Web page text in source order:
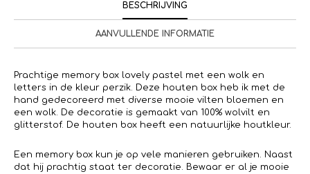
BESCHRIJVING
AANVULLENDE INFORMATIE
Prachtige memory box lovely pastel met een wolk en
letters in de kleur perzik. Deze houten box heb ik met de
hand gedecoreerd met diverse mooie vilten bloemen en
een wolk. De decoratie is gemaakt van 100% wolvilt en
glitterstof. De houten box heeft een natuurlijke houtkleur.
Een memory box kun je op vele manieren gebruiken. Naast
dat hij prachtig staat ter decoratie. Bewaar er al je mooie